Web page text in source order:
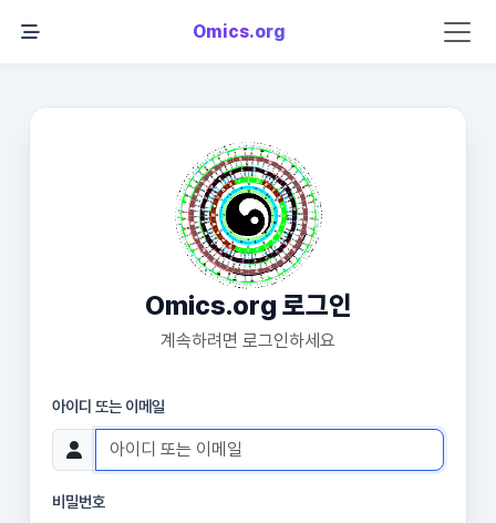
Omics.org
Omics.org 로그인
계속하려면 로그인하세요
아이디 또는 이메일
비밀번호